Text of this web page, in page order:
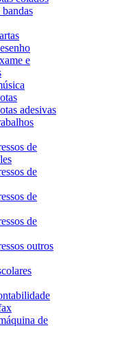
e
adesivas
de
de
de
de
outros
de